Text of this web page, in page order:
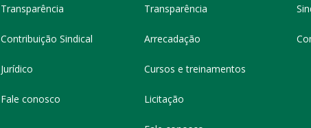
Transparência
Contribuição Sindical
Jurídico
Fale conosco
Transparência
Arrecadação
Cursos e treinamentos
Licitação